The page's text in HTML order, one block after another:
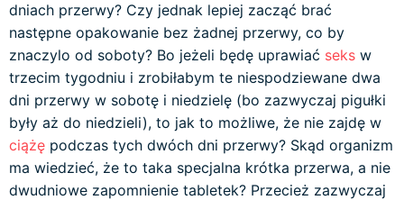
dniach przerwy? Czy jednak lepiej zacząć brać
następne opakowanie bez żadnej przerwy, co by
znaczylo od soboty? Bo jeżeli będę uprawiać seks w
trzecim tygodniu i zrobiłabym te niespodziewane dwa
dni przerwy w sobotę i niedzielę (bo zazwyczaj pigułki
były aż do niedzieli), to jak to możliwe, że nie zajdę w
ciążę podczas tych dwóch dni przerwy? Skąd organizm
ma wiedzieć, że to taka specjalna krótka przerwa, a nie
dwudniowe zapomnienie tabletek? Przecież zazwyczaj